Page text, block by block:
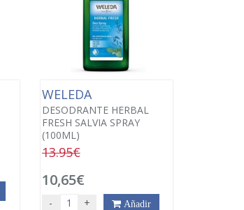
WELEDA
DESODRANTE HERBAL
FRESH SALVIA SPRAY
(100ML)
13.95€
10,65€
- + Añadir